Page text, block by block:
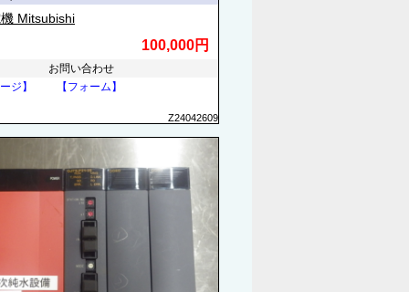
Mitsubishi
100,000円
お問い合わせ
ジ】
【フォーム】
Z24042609